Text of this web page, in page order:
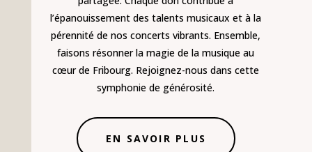
l’épanouissement des talents musicaux et à la
pérennité de nos concerts vibrants. Ensemble,
faisons résonner la magie de la musique au
cœur de Fribourg. Rejoignez-nous dans cette
symphonie de générosité.
EN SAVOIR PLUS